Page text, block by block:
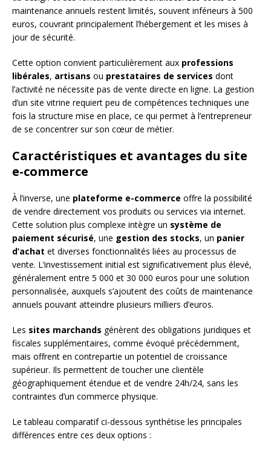
maintenance annuels restent limités, souvent inférieurs à 500
euros, couvrant principalement l’hébergement et les mises à
jour de sécurité.
Cette option convient particulièrement aux professions
libérales, artisans ou prestataires de services dont
l’activité ne nécessite pas de vente directe en ligne. La gestion
d’un site vitrine requiert peu de compétences techniques une
fois la structure mise en place, ce qui permet à l’entrepreneur
de se concentrer sur son cœur de métier.
Caractéristiques et avantages du site
e-commerce
À l’inverse, une plateforme e-commerce offre la possibilité
de vendre directement vos produits ou services via internet.
Cette solution plus complexe intègre un système de
paiement sécurisé, une gestion des stocks, un panier
d’achat et diverses fonctionnalités liées au processus de
vente. L’investissement initial est significativement plus élevé,
généralement entre 5 000 et 30 000 euros pour une solution
personnalisée, auxquels s’ajoutent des coûts de maintenance
annuels pouvant atteindre plusieurs milliers d’euros.
Les sites marchands génèrent des obligations juridiques et
fiscales supplémentaires, comme évoqué précédemment,
mais offrent en contrepartie un potentiel de croissance
supérieur. Ils permettent de toucher une clientèle
géographiquement étendue et de vendre 24h/24, sans les
contraintes d’un commerce physique.
Le tableau comparatif ci-dessous synthétise les principales
différences entre ces deux options :